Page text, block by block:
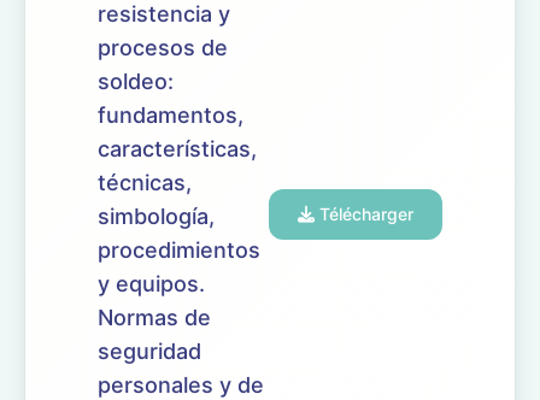
Vehículos, centrado
en las proteccion...
resistencia y
procesos de
soldeo:
fundamentos,
características,
técnicas,
simbología,
procedimientos
y equipos.
Normas de
seguridad
personales y de
Télécharger